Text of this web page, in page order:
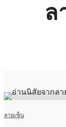
ล
ลายเซ็น